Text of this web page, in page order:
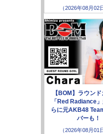
（2026年08月02
【BOM】ラウン
「Red Radiance
らに元AKB48
バーも！
（2026年08月01